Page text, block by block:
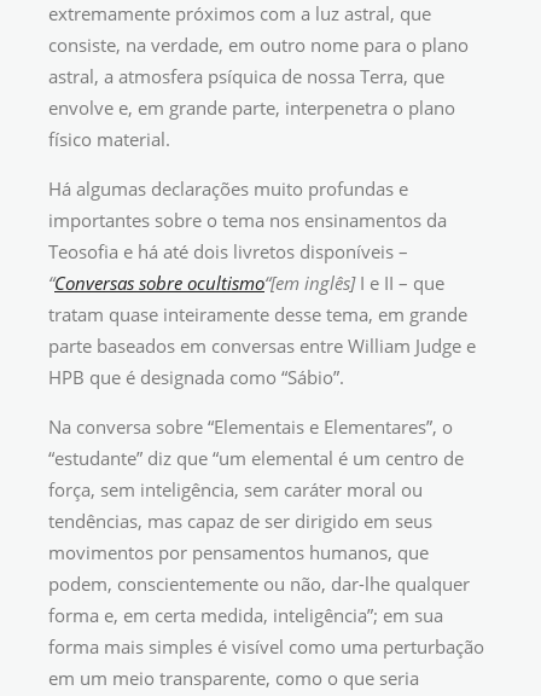
extremamente próximos com a luz astral, que
consiste, na verdade, em outro nome para o plano
astral, a atmosfera psíquica de nossa Terra, que
envolve e, em grande parte, interpenetra o plano
físico material.
Há algumas declarações muito profundas e
importantes sobre o tema nos ensinamentos da
Teosofia e há até dois livretos disponíveis –
“Conversas sobre ocultismo“[em inglês]I e II – que
tratam quase inteiramente desse tema, em grande
parte baseados em conversas entre William Judge e
HPB que é designada como “Sábio”.
Na conversa sobre “Elementais e Elementares”, o
“estudante” diz que “um elemental é um centro de
força, sem inteligência, sem caráter moral ou
tendências, mas capaz de ser dirigido em seus
movimentos por pensamentos humanos, que
podem, conscientemente ou não, dar-lhe qualquer
forma e, em certa medida, inteligência”; em sua
forma mais simples é visível como uma perturbação
em um meio transparente, como o que seria